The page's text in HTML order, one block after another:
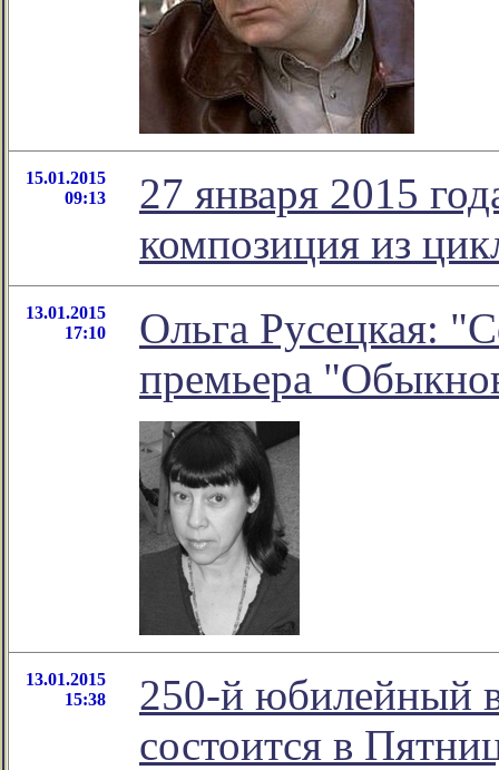
15.01.2015
09:13
27 января 2015
композиция из
13.01.2015
17:10
Ольга Русецкая:
премьера
13.01.2015
15:38
250-й юбилейный
состоится в